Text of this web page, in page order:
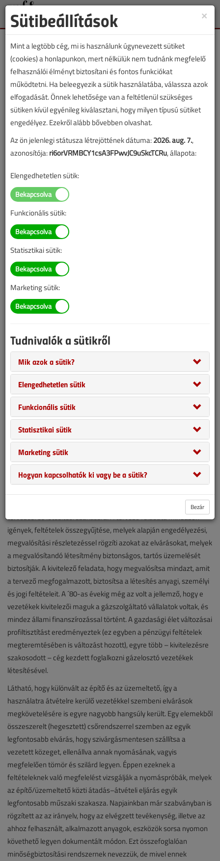
Toggle
Gázvezetékek
nyomáspróbájának
fejlődése
2022. július 21. | VGF&HKL online | 1807 |
A nyomáspróba az épületgépészet egyik legfontosabb biztonsági
vizsgálata. Legyen akár vízhálózat, fűtésrendszer, gázhálózat, a
hibamentes csőhálózati munkavégzésnek.
Szolgáltatótól a vállalkozóig
A csőrendszerek létesítése elviekben két szakaszra tagolható:
tervezési és létesítési szakaszra. A tervező feladata mindazon
igények, feltételek összegyűjtése, melyek alapján engedélyezési,
megvalósítási részletezéssel rögzíti azokat az elvárásokat, melyek
a megvalósítandó létesítmény biztonságos, tartós üzemelését
biztosítják. A kivitelező feladata, hogy megvalósítsa mindazt, amit
a tervező megfogalmazott, biztosítsa a létesítés anyagi, személyi
és jogi feltételeit. A ´80-as évekig még az volt a jellemző, hogy e
vezetékek kivitelezői maguk a gázszolgáltató vállalatok voltak, és
mindez állami finanszírozással történt. A gazdasági élet változásai
profiltisztítást eredményeztek (ez egyben a pénzügyi feltételek
megteremtésében is változást hozott), egyre több – kivitelezésre
szakosodott – cég kezdett foglalkozni gázelosztó vezetékek
létesítésével.
Látható, hogy különvált az építő és az üzemeltető, így a
használatra átvételre kerülő vezetékkel szembeni elvárások
megkövetelésére is egyre nagyobb hangsúly került. Egy elemekből
összeszerelt (hegesztett) csőrendszerrel szemben az egyik
legfontosabb elvárás, hogy szivárgásmentesen szállítsa a
vezetett közeget, ellenállva annak nyomásának, vagyis
megfelelően tömör és szilárd legyen. Éppen ezeknek a
feltételeknek való megfelelést vizsgálják a nyomáspróbák, melyek
az építő/üzemeltető közti átadás–átvételi eljárás egyik
legfontosabb műszaki szakasza. Napjainkban már szabványban is
rögzített az az irányelv, hogy az elvégzett tevékenység, illetve az
ahhoz felhasznált, alkalmazott anyagok, eszközök sorsa nyomon
követhető legyen dokumentált módon. Ezt összefoglalóan
minőségbiztosítási rendszernek nevezzük, de mivel ennek
×
Sütibeállítások
Mint a legtöbb cég, mi is használunk úgynevezett sütiket
(cookies) a honlapunkon, mert nélkülük nem tudnánk megfelelő
felhasználói élményt biztosítani és fontos funkciókat
működtetni. Ha beleegyezik a sütik használatába, válassza azok
elfogadását. Önnek lehetősége van a feltétlenül szükséges
sütiken kívül egyénileg kiválasztani, hogy milyen típusú sütiket
engedélyez. Ezekről alább bővebben olvashat.
Az ön jelenlegi státusza létrejöttének dátuma:2026. aug. 7.,
azonosítója:ri6orVRMBCY1csA3FPwvJC9uSkcTCRu, állapota:
Elengedhetetlen sütik:
Funkcionális sütik:
Statisztikai sütik:
Marketing sütik:
Tudnivalók a sütikről
Mik azok a sütik?
Elengedhetetlen sütik
Funkcionális sütik
Statisztikai sütik
Marketing sütik
Hogyan kapcsolhatók ki vagy be a sütik?
Bezár